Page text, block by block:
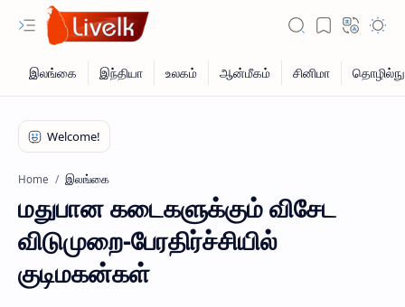
Home இலங்கை
மதுபான கடைகளுக்கும் விசேட
விடுமுறை-பேரதிர்ச்சியில்
குடிமகன்கள்